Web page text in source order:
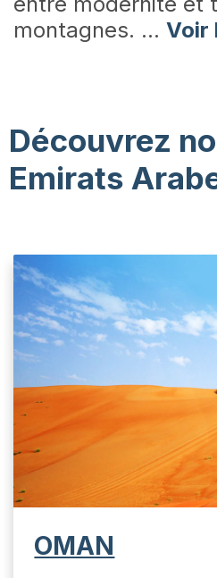
montagnes. ... Voir
Découvrez
Emirats
OMAN